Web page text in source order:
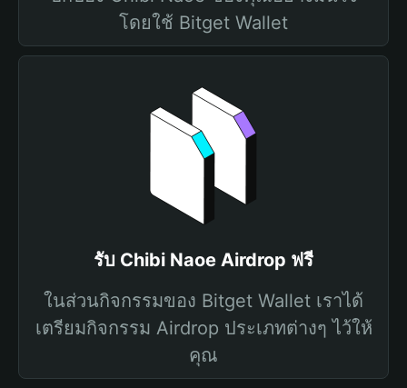
โดยใช้ Bitget Wallet
รับ Chibi Naoe Airdrop ฟรี
ในส่วนกิจกรรมของ Bitget Wallet เราได้
เตรียมกิจกรรม Airdrop ประเภทต่างๆ ไว้ให้
คุณ